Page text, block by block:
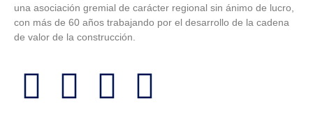
una asociación gremial de carácter regional sin ánimo de lucro,
con más de 60 años trabajando por el desarrollo de la cadena
de valor de la construcción.